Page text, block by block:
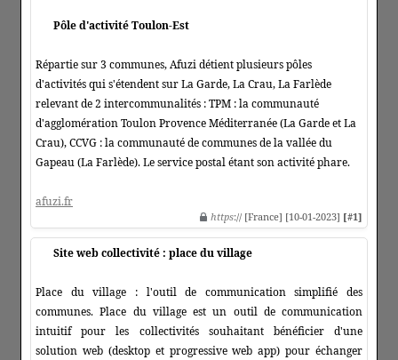
Pôle d'activité Toulon-Est
Répartie sur 3 communes, Afuzi détient plusieurs pôles
d'activités qui s'étendent sur La Garde, La Crau, La Farlède
relevant de 2 intercommunalités : TPM : la communauté
d'agglomération Toulon Provence Méditerranée (La Garde et La
Crau), CCVG : la communauté de communes de la vallée du
Gapeau (La Farlède). Le service postal étant son activité phare.
afuzi.fr
https:// [France] [10-01-2023] [#1]
Site web collectivité : place du village
Place du village : l'outil de communication simplifié des
communes. Place du village est un outil de communication
intuitif pour les collectivités souhaitant bénéficier d'une
solution web (desktop et progressive web app) pour échanger